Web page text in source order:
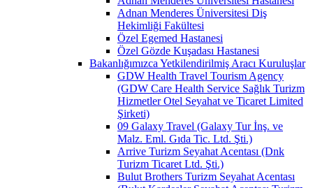
Adnan Menderes Üniversitesi Diş
Hekimliği Fakültesi
Özel Egemed Hastanesi
Özel Gözde Kuşadası Hastanesi
Bakanlığımızca Yetkilendirilmiş Aracı Kuruluşlar
GDW Health Travel Tourism Agency
(GDW Care Health Service Sağlık Turizm
Hizmetler Otel Seyahat ve Ticaret Limited
Şirketi)
09 Galaxy Travel (Galaxy Tur İnş. ve
Malz. Eml. Gıda Tic. Ltd. Şti.)
Arrive Turizm Seyahat Acentası (Dnk
Turizm Ticaret Ltd. Şti.)
Bulut Brothers Turizm Seyahat Acentası